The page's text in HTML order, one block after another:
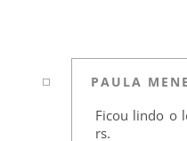
PAULA
Ficou lindo o
rs.